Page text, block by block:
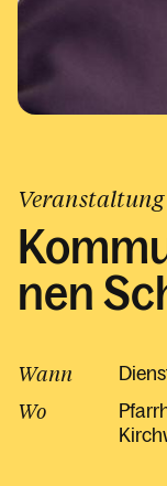
Veranstaltung
nen
Wann
Wo